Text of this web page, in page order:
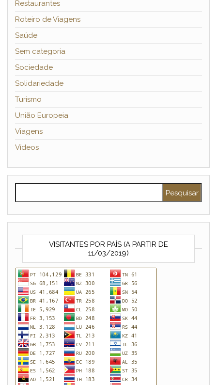
Restaurantes
Roteiro de Viagens
Saúde
Sem categoria
Sociedade
Solidariedade
Turismo
União Europeia
Viagens
Vídeos
VISITANTES POR PAÍS (A PARTIR DE
11/03/2019)